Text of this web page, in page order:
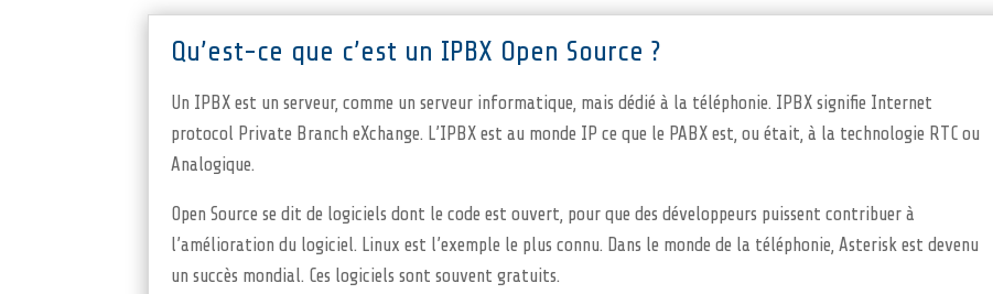
Qu’est-ce que c’est un IPBX Open Source ?
Un IPBX est un serveur, comme un serveur informatique, mais dédié à la téléphonie. IPBX signifie Internet
protocol Private Branch eXchange. L’IPBX est au monde IP ce que le PABX est, ou était, à la technologie RTC ou
Analogique.
Open Source se dit de logiciels dont le code est ouvert, pour que des développeurs puissent contribuer à
l’amélioration du logiciel. Linux est l’exemple le plus connu. Dans le monde de la téléphonie, Asterisk est devenu
un succès mondial. Ces logiciels sont souvent gratuits.